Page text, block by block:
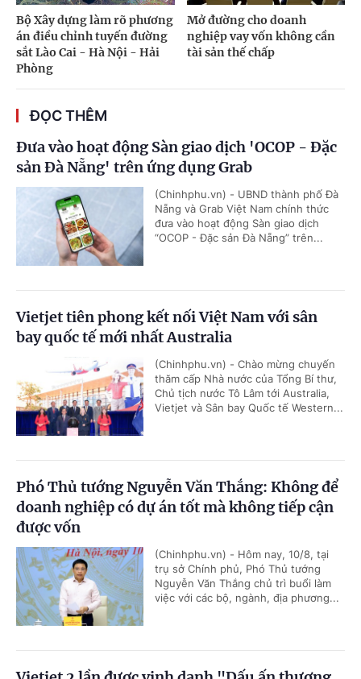
Bộ Xây dựng làm rõ phương
án điều chỉnh tuyến đường
sắt Lào Cai - Hà Nội - Hải
Phòng
Mở đường cho doanh
nghiệp vay vốn không cần
tài sản thế chấp
ĐỌC THÊM
Đưa vào hoạt động Sàn giao dịch 'OCOP - Đặc
sản Đà Nẵng' trên ứng dụng Grab
(Chinhphu.vn) - UBND thành phố Đà
Nẵng và Grab Việt Nam chính thức
đưa vào hoạt động Sàn giao dịch
“OCOP - Đặc sản Đà Nẵng” trên...
Vietjet tiên phong kết nối Việt Nam với sân
bay quốc tế mới nhất Australia
(Chinhphu.vn) - Chào mừng chuyến
thăm cấp Nhà nước của Tổng Bí thư,
Chủ tịch nước Tô Lâm tới Australia,
Vietjet và Sân bay Quốc tế Western...
Phó Thủ tướng Nguyễn Văn Thắng: Không để
doanh nghiệp có dự án tốt mà không tiếp cận
được vốn
(Chinhphu.vn) - Hôm nay, 10/8, tại
trụ sở Chính phủ, Phó Thủ tướng
Nguyễn Văn Thắng chủ trì buổi làm
việc với các bộ, ngành, địa phương...